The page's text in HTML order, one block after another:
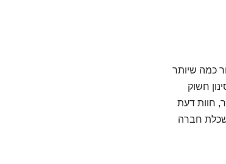
כמה שיותר
חשוק
חוות דעת
חברה